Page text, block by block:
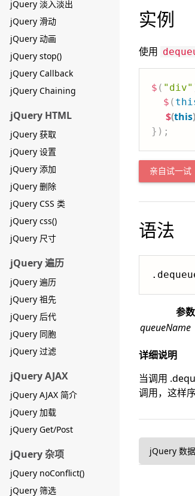
jQuery 淡入淡出
jQuery 滑动
jQuery 动画
jQuery stop()
jQuery Callback
jQuery Chaining
jQuery HTML
jQuery 获取
jQuery 设置
jQuery 添加
jQuery 删除
jQuery CSS 类
jQuery css()
jQuery 尺寸
jQuery 遍历
jQuery 遍历
jQuery 祖先
jQuery 后代
jQuery 同胞
jQuery 过滤
jQuery AJAX
jQuery AJAX 简介
jQuery 加载
jQuery Get/Post
jQuery 杂项
jQuery noConflict()
jQuery 筛选
实例
使用
$ ( "div"
$ (
$(this)
} ) ;
亲自试一试
语法
参数
queueName
详细说明
当调用
调用，这样
jQuery 数